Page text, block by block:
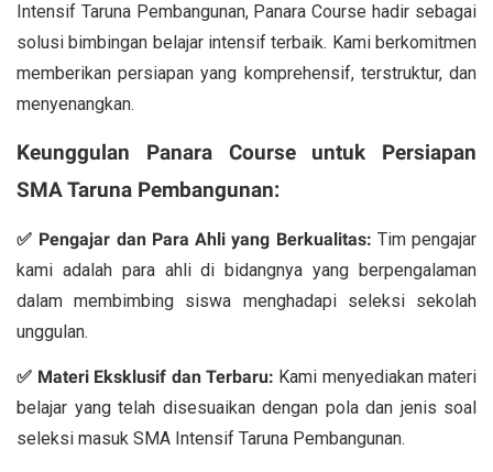
Intensif Taruna Pembangunan, Panara Course hadir sebagai
solusi bimbingan belajar intensif terbaik. Kami berkomitmen
memberikan persiapan yang komprehensif, terstruktur, dan
menyenangkan.
Keunggulan Panara Course untuk Persiapan
SMA Taruna Pembangunan:
✅ Pengajar dan Para Ahli yang Berkualitas: Tim pengajar
kami adalah para ahli di bidangnya yang berpengalaman
dalam membimbing siswa menghadapi seleksi sekolah
unggulan.
✅ Materi Eksklusif dan Terbaru: Kami menyediakan materi
belajar yang telah disesuaikan dengan pola dan jenis soal
seleksi masuk SMA Intensif Taruna Pembangunan.